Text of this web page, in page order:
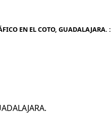
EN EL COTO, GUADALAJARA. :